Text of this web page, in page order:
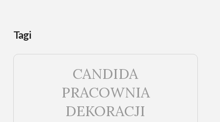
Tagi
CANDIDA
PRACOWNIA
DEKORACJI